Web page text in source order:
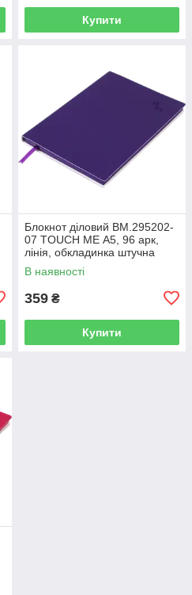
Купити
Блокнот діловий BM.295202-
07 TOUCH ME А5, 96 арк,
лінія, обкладинка штучна
шкіра, фіолетовий (50)
В наявності
359 ₴
Купити